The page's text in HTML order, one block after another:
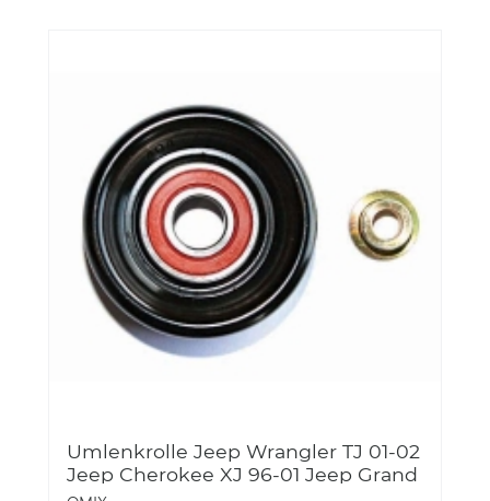
Umlenkrolle Jeep Wrangler TJ 01-02
Jeep Cherokee XJ 96-01 Jeep Grand